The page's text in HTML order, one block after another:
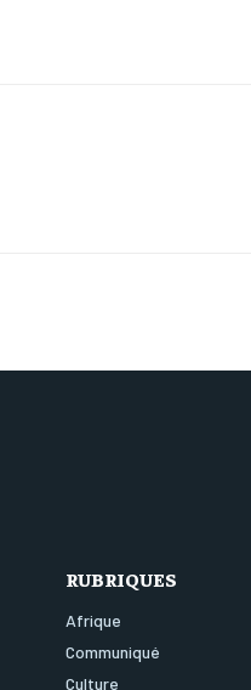
RUBRIQUES
Afrique
Communiqué
Culture